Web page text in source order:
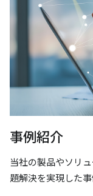
事例紹介
当社の製品やソリ
題解決を実現した事